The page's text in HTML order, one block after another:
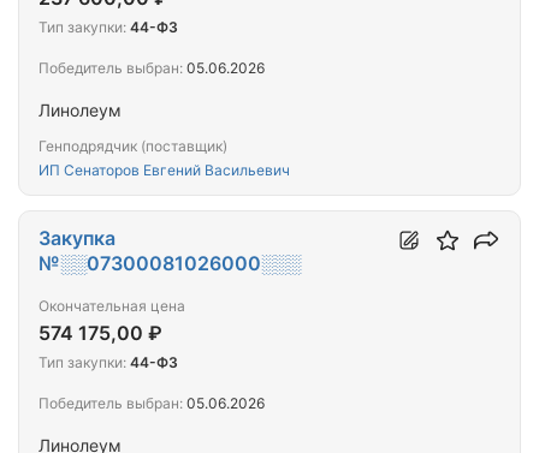
Линолеум
Генподрядчик (поставщик)
ИП Сенаторов Евгений Васильевич
Тип закупки: 44-ФЗ
Победитель выбран: 05.06.2026
Линолеум
Закупка
№░░07300081026000░░░
Окончательная цена
574 175,00 ₽
Тип закупки: 44-ФЗ
Победитель выбран: 05.06.2026